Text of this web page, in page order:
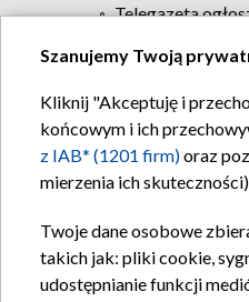
Telegazeta
Szanujemy Twoją
Kliknij "Akceptuję i
końcowym i ich
z IAB* (1201 firm)oraz
mierzenia ich
Twoje dane osobowe
takich jak: pliki cookie,
udostępnianie funkcji